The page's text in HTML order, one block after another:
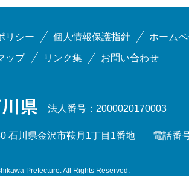
リシー 個人情報保護指針 ホーム
ップ リンク集 お問い合わせ
法人番号：2000020170003
石川県金沢市鞍月1丁目1番地 電話番
Prefecture. All Rights Reserved.